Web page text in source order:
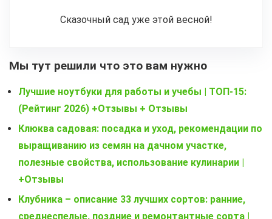
Сказочный сад уже этой весной!
Мы тут решили что это вам нужно
Лучшие ноутбуки для работы и учебы | ТОП-15:
(Рейтинг 2026) +Отзывы + Отзывы
Клюква садовая: посадка и уход, рекомендации по
выращиванию из семян на дачном участке,
полезные свойства, использование кулинарии |
+Отзывы
Клубника – описание 33 лучших сортов: ранние,
среднеспелые, поздние и ремонтантные сорта |